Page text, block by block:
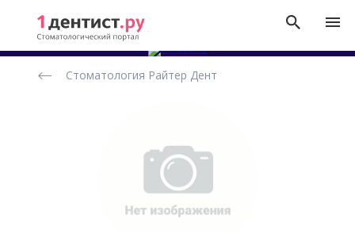
стоматологических
Стоматология Райтер Дент